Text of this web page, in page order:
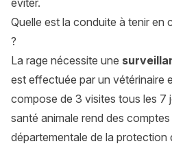
éviter.
Quelle est la conduite à tenir en
?
La rage nécessite une
est effectuée par un vétérinaire
compose de 3 visites tous les 7
santé animale rend des
départementale de la protection